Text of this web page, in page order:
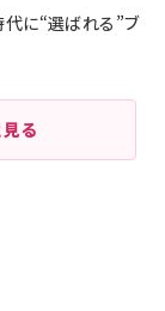
に“選ばれる”ブ
る